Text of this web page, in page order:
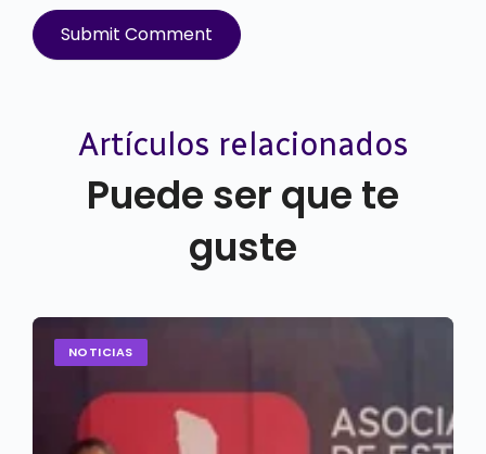
Artículos relacionados
Puede ser que te
guste
NOTICIAS